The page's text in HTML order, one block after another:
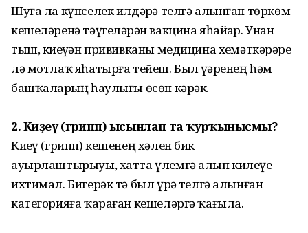
Шуға ла күпселек илдәрҙә телгә алынған төркөм
кешеләренә тәүгеләрҙән вакцина яһайҙар. Унан
тыш, киҙеүҙән прививканы медицина хеҙмәткәрҙәре
лә мотлаҡ яһатырға тейеш. Был үҙҙәренең һәм
башҡаларҙың һаулығы өсөн кәрәк.
2. Киҙеү (грипп) ысынлап та ҡурҡынысмы?
Киҙеү (грипп) кешенең хәлен бик
ауырлаштырыуы, хатта үлемгә алып килеүе
ихтимал. Бигерәк тә был үрҙә телгә алынған
категорияға ҡараған кешеләргә ҡағыла.